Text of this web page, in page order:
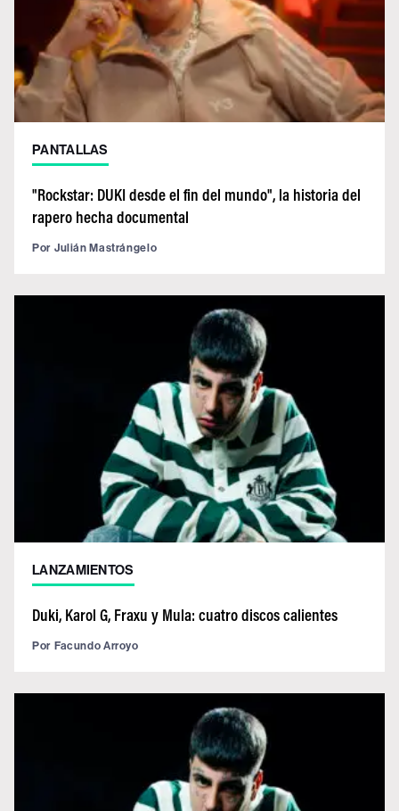
PANTALLAS
"Rockstar: DUKI desde el fin del mundo", la historia del
rapero hecha documental
Por Julián Mastrángelo
LANZAMIENTOS
Duki, Karol G, Fraxu y Mula: cuatro discos calientes
Por Facundo Arroyo